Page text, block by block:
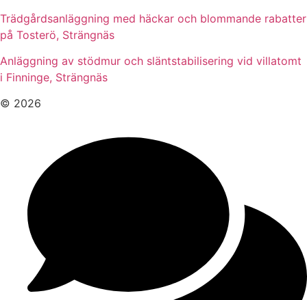
Trädgårdsanläggning med häckar och blommande rabatter
på Tosterö, Strängnäs
Anläggning av stödmur och släntstabilisering vid villatomt
i Finninge, Strängnäs
© 2026